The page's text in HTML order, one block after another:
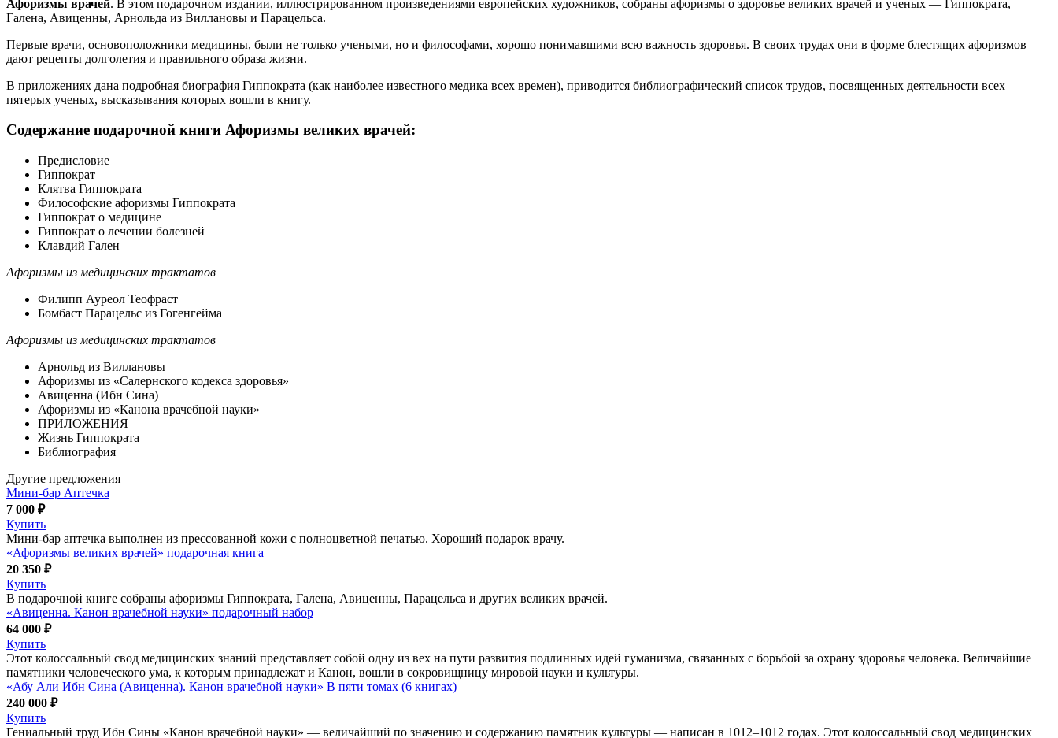
Афоризмы врачей. В этом подарочном издании, иллюстрированном произведениями европейских художников, собраны афоризмы о здоровье великих врачей и ученых — Гиппократа,
Галена, Авиценны, Арнольда из Виллановы и Парацельса.
Первые врачи, основоположники медицины, были не только учеными, но и философами, хорошо понимавшими всю важность здоровья. В своих трудах они в форме блестящих афоризмов
дают рецепты долголетия и правильного образа жизни.
В приложениях дана подробная биография Гиппократа (как наиболее известного медика всех времен), приводится библиографический список трудов, посвященных деятельности всех
пятерых ученых, высказывания которых вошли в книгу.
Содержание подарочной книги Афоризмы великих врачей:
Предисловие
Гиппократ
Клятва Гиппократа
Философские афоризмы Гиппократа
Гиппократ о медицине
Гиппократ о лечении болезней
Клавдий Гален
Афоризмы из медицинских трактатов
Филипп Ауреол Теофраст
Бомбаст Парацельс из Гогенгейма
Афоризмы из медицинских трактатов
Арнольд из Виллановы
Афоризмы из «Салернского кодекса здоровья»
Авиценна (Ибн Сина)
Афоризмы из «Канона врачебной науки»
ПРИЛОЖЕНИЯ
Жизнь Гиппократа
Библиография
Другие предложения
Мини-бар Аптечка
7 000 ₽
Купить
Мини-бар аптечка выполнен из прессованной кожи с полноцветной печатью. Хороший подарок врачу.
«Афоризмы великих врачей» подарочная книга
20 350 ₽
Купить
В подарочной книге собраны афоризмы Гиппократа, Галена, Авиценны, Парацельса и других великих врачей.
«Авиценна. Канон врачебной науки» подарочный набор
64 000 ₽
Купить
Этот колоссальный свод медицинских знаний представляет собой одну из вех на пути развития подлинных идей гуманизма, связанных с борьбой за охрану здоровья человека. Величайшие
памятники человеческого ума, к которым принадлежат и Канон, вошли в сокровищницу мировой науки и культуры.
«Абу Али Ибн Сина (Авиценна). Канон врачебной науки» В пяти томах (6 книгах)
240 000 ₽
Купить
Гениальный труд Ибн Сины «Канон врачебной науки» — величайший по значению и содержанию памятник культуры — написан в 1012–1012 годах. Этот колоссальный свод медицинских